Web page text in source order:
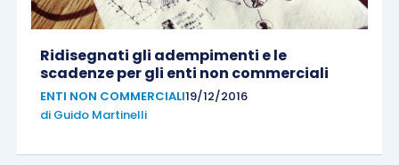
Ridisegnati gli adempimenti e le
scadenze per gli enti non commerciali
ENTI NON COMMERCIALI19/12/2016
di Guido Martinelli